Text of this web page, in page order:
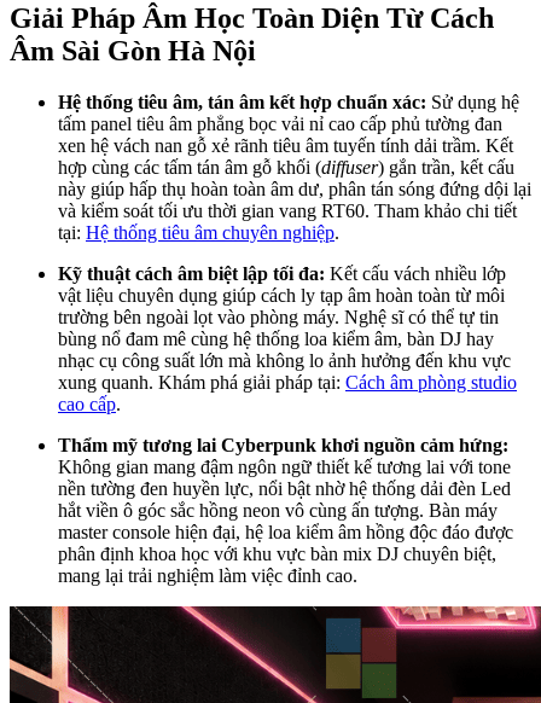
Giải Pháp Âm Học Toàn Diện Từ Cách
Âm Sài Gòn Hà Nội
Hệ thống tiêu âm, tán âm kết hợp chuẩn xác: Sử dụng hệ
tấm panel tiêu âm phẳng bọc vải nỉ cao cấp phủ tường đan
xen hệ vách nan gỗ xẻ rãnh tiêu âm tuyến tính dải trầm. Kết
hợp cùng các tấm tán âm gỗ khối (diffuser) gắn trần, kết cấu
này giúp hấp thụ hoàn toàn âm dư, phân tán sóng đứng dội lại
và kiểm soát tối ưu thời gian vang RT60. Tham khảo chi tiết
tại: Hệ thống tiêu âm chuyên nghiệp.
Kỹ thuật cách âm biệt lập tối đa: Kết cấu vách nhiều lớp
vật liệu chuyên dụng giúp cách ly tạp âm hoàn toàn từ môi
trường bên ngoài lọt vào phòng máy. Nghệ sĩ có thể tự tin
bùng nổ đam mê cùng hệ thống loa kiểm âm, bàn DJ hay
nhạc cụ công suất lớn mà không lo ảnh hưởng đến khu vực
xung quanh. Khám phá giải pháp tại: Cách âm phòng studio
cao cấp.
Thẩm mỹ tương lai Cyberpunk khơi nguồn cảm hứng:
Không gian mang đậm ngôn ngữ thiết kế tương lai với tone
nền tường đen huyền lực, nổi bật nhờ hệ thống dải đèn Led
hắt viền ô góc sắc hồng neon vô cùng ấn tượng. Bàn máy
master console hiện đại, hệ loa kiểm âm hồng độc đáo được
phân định khoa học với khu vực bàn mix DJ chuyên biệt,
mang lại trải nghiệm làm việc đỉnh cao.